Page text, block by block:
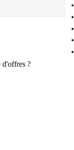
d'offres ?